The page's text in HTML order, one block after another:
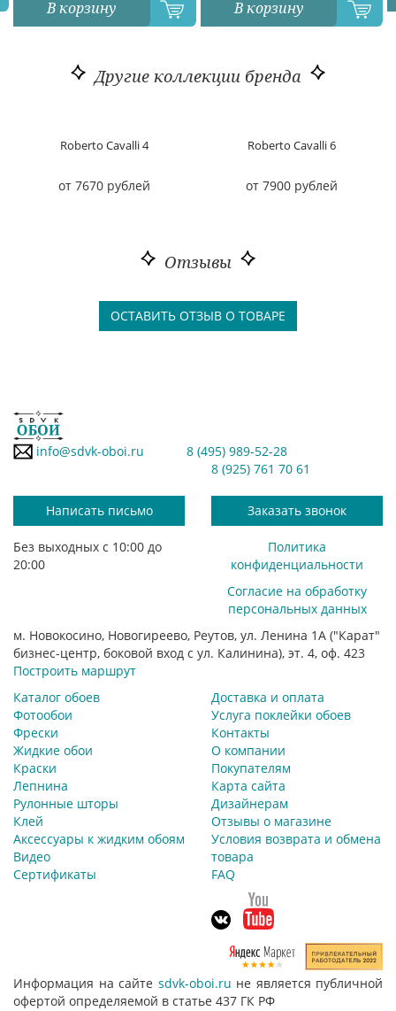
В корзину В корзину
Другие коллекции бренда
Roberto Cavalli 4
от 7670 рублей
Roberto Cavalli 6
от 7900 рублей
Отзывы
ОСТАВИТЬ ОТЗЫВ О ТОВАРЕ
info@sdvk-oboi.ru
8 (495) 989-52-28
8 (925) 761 70 61
Написать письмо Заказать звонок
Без выходных с 10:00 до
20:00
Политика
конфиденциальности
Согласие на обработку
персональных данных
м. Новокосино, Новогиреево, Реутов, ул. Ленина 1А ("Карат"
бизнес-центр, боковой вход с ул. Калинина), эт. 4, оф. 423
Построить маршрут
Каталог обоев
Фотообои
Фрески
Жидкие обои
Краски
Лепнина
Рулонные шторы
Клей
Аксессуары к жидким обоям
Видео
Сертификаты
Доставка и оплата
Услуга поклейки обоев
Контакты
О компании
Покупателям
Карта сайта
Дизайнерам
Отзывы о магазине
Условия возврата и обмена
товара
FAQ
Информация на сайте sdvk-oboi.ru не является публичной
офертой определяемой в статье 437 ГК РФ